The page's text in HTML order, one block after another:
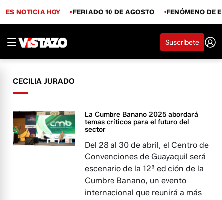
ES NOTICIA HOY FERIADO 10 DE AGOSTO FENÓMENO DE
Suscríbete
CECILIA JURADO
La Cumbre Banano 2025 abordará
temas críticos para el futuro del
sector
Del 28 al 30 de abril, el Centro de
Convenciones de Guayaquil será
escenario de la 12ª edición de la
Cumbre Banano, un evento
internacional que reunirá a más